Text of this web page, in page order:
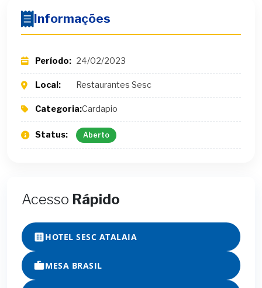
Informações
Período: 24/02/2023
Local: Restaurantes Sesc
Categoria:Cardapio
Status: Aberto
Acesso Rápido
HOTEL SESC ATALAIA
MESA BRASIL